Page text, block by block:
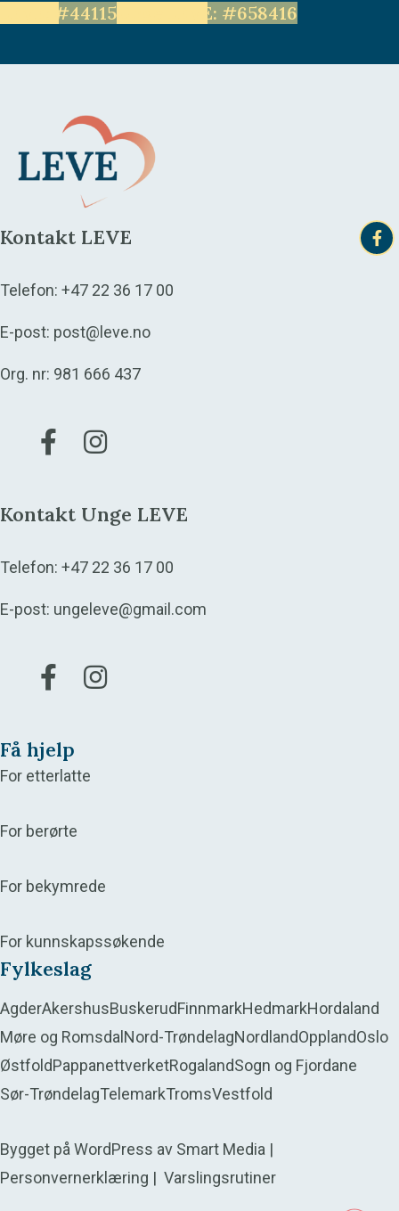
LEVE: #44115 Unge LEVE: #658416
Kontakt LEVE
Telefon: +47 22 36 17 00
E-post: post@leve.no
Org. nr: 981 666 437
Gå til vår Facebook
Gå til vår Instagram
Kontakt Unge LEVE
Telefon: +47 22 36 17 00
E-post: ungeleve@gmail.com
Gå til vår Facebook
Gå til vår Instagram
Få hjelp
For etterlatte
For berørte
For bekymrede
For kunnskapssøkende
Fylkeslag
AgderAkershusBuskerudFinnmarkHedmarkHordaland
Møre og Romsdal Nord-TrøndelagNordlandOpplandOslo
ØstfoldPappanettverketRogalandSogn og Fjordane
Sør-TrøndelagTelemarkTromsVestfold
Bygget på WordPress av Smart Media |
Personvernerklæring | Varslingsrutiner